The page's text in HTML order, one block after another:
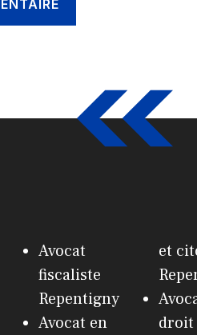
Avocat
fiscaliste
Repentigny
Avocat en
et
droit